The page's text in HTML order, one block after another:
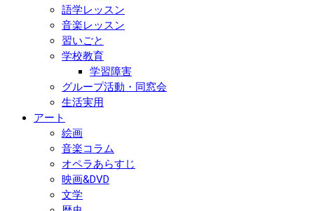
語学レッスン
音楽レッスン
習いごと
学校教育
学習障害
グループ活動・同窓会
生活実用
アート
絵画
音楽コラム
オペラあらすじ
映画&DVD
文学